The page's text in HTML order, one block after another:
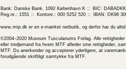
Bank: Danske Bank, 1092 København K
BIC:
Reg.nr.: 1551
Kontonr.: 000 5252 520 IBAN: DK98
www.mtp.dk er en e-mærket netbutik, og derfor har du
©2004–2020 Museum Tusculanums Forlag. Alle
eller tredjemand fra hvem MTF afleder sine rettigheder,
MTF. Du anerkender og accepterer yderligere, at
forudgående skriftligt samtykke fra MTF.